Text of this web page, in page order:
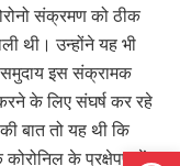
संक्रमण को ठीक
थी। उन्होंने यह भी
समुदाय इस संक्रामक
के लिए संघर्ष कर रहे
बात तो यह थी कि
कोरोनिल के प्रक्षेपण में